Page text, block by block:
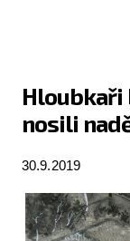
Hloubkaři
nosili
30.9.2019